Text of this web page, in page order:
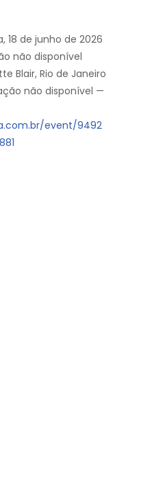
18 de junho de 2026
não disponível
Blair, Rio de Janeiro
não disponível —
event/9492